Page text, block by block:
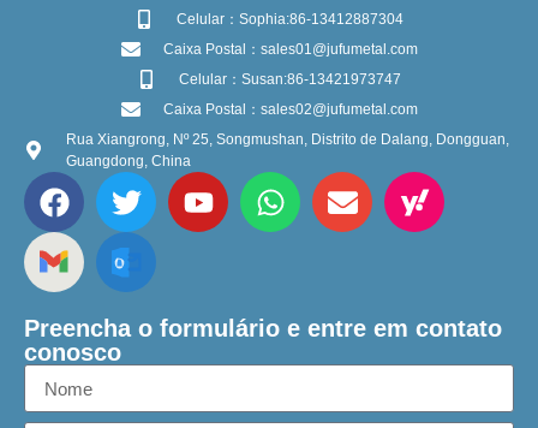
Celular：Sophia:86-13412887304
Caixa Postal：sales01@jufumetal.com
Celular：Susan:86-13421973747
Caixa Postal：sales02@jufumetal.com
Rua Xiangrong, Nº 25, Songmushan, Distrito de Dalang, Dongguan,
Guangdong, China
Preencha o formulário e entre em contato
conosco